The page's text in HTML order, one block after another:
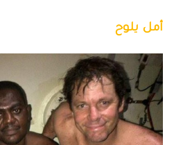
أمل يلوح